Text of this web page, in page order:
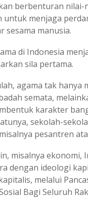
berbenturan nilai-
untuk menjaga
sesama manusia.
di Indonesia
sila pertama.
agama tak hanya
semata,
karakter
sekolah-
pesantren
misalnya ekonomi,
dengan ideologi
melalui
Bagi Seluruh